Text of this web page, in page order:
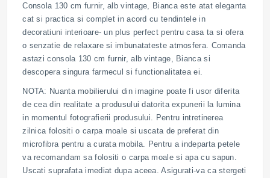
Consola 130 cm furnir, alb vintage, Bianca este atat eleganta
cat si practica si complet in acord cu tendintele in
decoratiuni interioare- un plus perfect pentru casa ta si ofera
o senzatie de relaxare si imbunatateste atmosfera. Comanda
astazi consola 130 cm furnir, alb vintage, Bianca si
descopera singura farmecul si functionalitatea ei.
NOTA: Nuanta mobilierului din imagine poate fi usor diferita
de cea din realitate a produsului datorita expunerii la lumina
in momentul fotografierii produsului. Pentru intretinerea
zilnica folositi o carpa moale si uscata de preferat din
microfibra pentru a curata mobila. Pentru a indeparta petele
va recomandam sa folositi o carpa moale si apa cu sapun.
Uscati suprafata imediat dupa aceea. Asigurati-va ca stergeti